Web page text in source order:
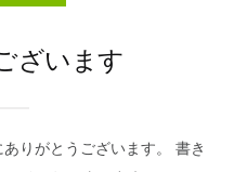
ざいます
りがとうございます。 書き